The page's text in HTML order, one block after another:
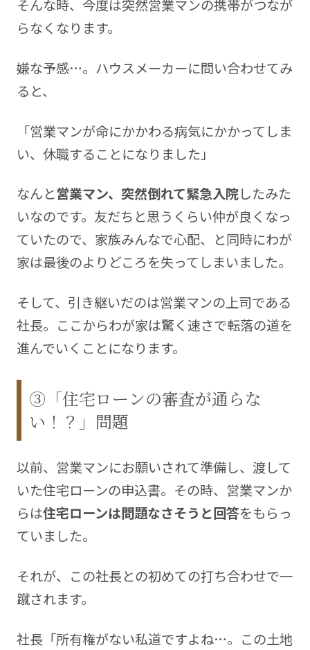
そんな時、今度は突然営業マンの携帯がつなが
らなくなります。
嫌な予感…。ハウスメーカーに問い合わせてみ
ると、
「営業マンが命にかかわる病気にかかってしま
い、休職することになりました」
なんと営業マン、突然倒れて緊急入院したみた
いなのです。友だちと思うくらい仲が良くなっ
ていたので、家族みんなで心配、と同時にわが
家は最後のよりどころを失ってしまいました。
そして、引き継いだのは営業マンの上司である
社長。ここからわが家は驚く速さで転落の道を
進んでいくことになります。
③「住宅ローンの審査が通らな
い！？」問題
以前、営業マンにお願いされて準備し、渡して
いた住宅ローンの申込書。その時、営業マンか
らは住宅ローンは問題なさそうと回答をもらっ
ていました。
それが、この社長との初めての打ち合わせで一
蹴されます。
社長「所有権がない私道ですよね…。この土地